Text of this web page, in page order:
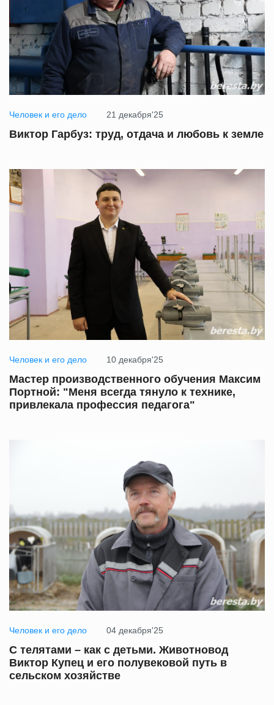
Человек и его дело 21 декабря'25
Виктор Гарбуз: труд, отдача и любовь к земле
Человек и его дело 10 декабря'25
Мастер производственного обучения Максим
Портной: "Меня всегда тянуло к технике,
привлекала профессия педагога"
Человек и его дело 04 декабря'25
С телятами – как с детьми. Животновод
Виктор Купец и его полувековой путь в
сельском хозяйстве